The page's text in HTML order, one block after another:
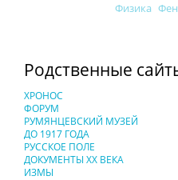
Физика
Родственные
ХРОНОС
ФОРУМ
РУМЯНЦЕВСКИЙ МУЗЕЙ
ДО 1917 ГОДА
РУССКОЕ ПОЛЕ
ДОКУМЕНТЫ XX ВЕКА
ИЗМЫ